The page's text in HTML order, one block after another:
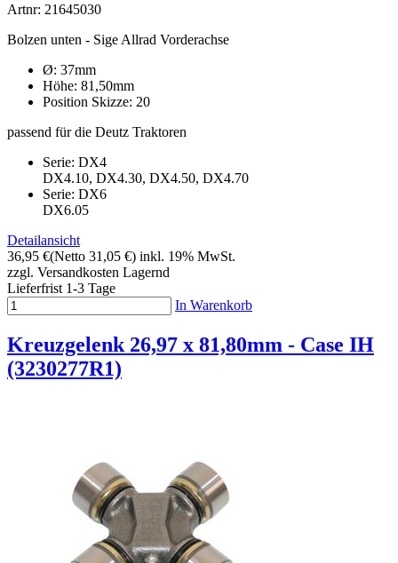
Artnr: 21645030
Bolzen unten - Sige Allrad Vorderachse
Ø: 37mm
Höhe: 81,50mm
Position Skizze: 20
passend für die Deutz Traktoren
Serie: DX4
DX4.10, DX4.30, DX4.50, DX4.70
Serie: DX6
DX6.05
Detailansicht
36,95 €(Netto 31,05 €) inkl. 19% MwSt.
zzgl. Versandkosten Lagernd
Lieferfrist 1-3 Tage
In Warenkorb
Kreuzgelenk 26,97 x 81,80mm - Case IH
(3230277R1)